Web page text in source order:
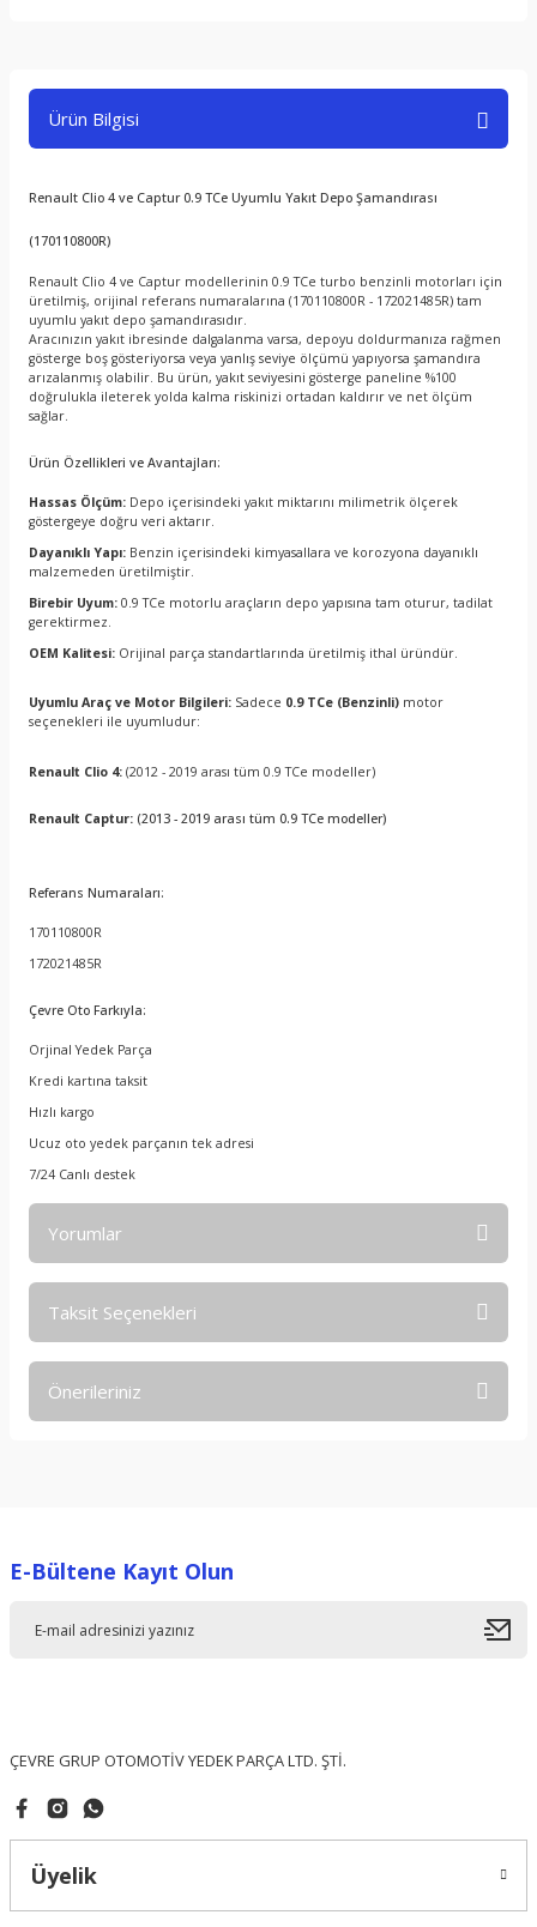
Ürün Bilgisi
Renault Clio 4 ve Captur 0.9 TCe Uyumlu Yakıt Depo Şamandırası
(170110800R)
Renault Clio 4 ve Captur modellerinin 0.9 TCe turbo benzinli motorları için
üretilmiş, orijinal referans numaralarına (170110800R - 172021485R) tam
uyumlu yakıt depo şamandırasıdır.
Aracınızın yakıt ibresinde dalgalanma varsa, depoyu doldurmanıza rağmen
gösterge boş gösteriyorsa veya yanlış seviye ölçümü yapıyorsa şamandıra
arızalanmış olabilir. Bu ürün, yakıt seviyesini gösterge paneline %100
doğrulukla ileterek yolda kalma riskinizi ortadan kaldırır ve net ölçüm
sağlar.
Ürün Özellikleri ve Avantajları:
Hassas Ölçüm: Depo içerisindeki yakıt miktarını milimetrik ölçerek
göstergeye doğru veri aktarır.
Dayanıklı Yapı: Benzin içerisindeki kimyasallara ve korozyona dayanıklı
malzemeden üretilmiştir.
Birebir Uyum: 0.9 TCe motorlu araçların depo yapısına tam oturur, tadilat
gerektirmez.
OEM Kalitesi: Orijinal parça standartlarında üretilmiş ithal üründür.
Uyumlu Araç ve Motor Bilgileri: Sadece 0.9 TCe (Benzinli) motor
seçenekleri ile uyumludur:
Renault Clio 4: (2012 - 2019 arası tüm 0.9 TCe modeller)
Renault Captur: (2013 - 2019 arası tüm 0.9 TCe modeller)
Referans Numaraları:
170110800R
172021485R
Çevre Oto Farkıyla:
Orjinal Yedek Parça
Kredi kartına taksit
Hızlı kargo
Ucuz oto yedek parçanın tek adresi
7/24 Canlı destek
Yorumlar
Taksit Seçenekleri
Önerileriniz
Ürün resmi kalitesiz, bozuk veya görüntülenemiyor.
E-Bültene Kayıt Olun
ÇEVRE GRUP OTOMOTİV YEDEK PARÇA LTD. ŞTİ.
Üyelik